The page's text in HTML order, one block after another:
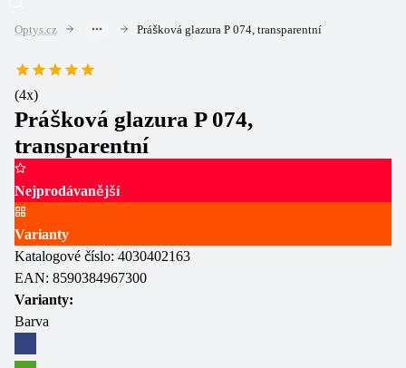
Optys.cz Prášková glazura P 074, transparentní
(4x)
Prášková glazura P 074,
transparentní
Nejprodávanější
Varianty
Katalogové číslo: 4030402163
EAN: 8590384967300
Varianty:
Barva